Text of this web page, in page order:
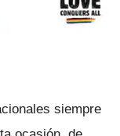
siempre